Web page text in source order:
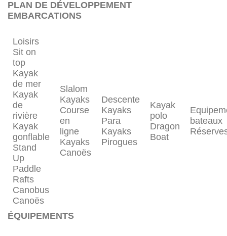
PLAN DE DÉVELOPPEMENT
EMBARCATIONS
Loisirs
Sit on
top
Kayak
de mer
Kayak
de
rivière
Kayak
gonflable
Stand
Up
Paddle
Rafts
Canobus
Canoës
Slalom
Kayaks
Course
en
ligne
Kayaks
Canoës
Descente
Kayaks
Para
Kayaks
Pirogues
Kayak
polo
Dragon
Boat
bateaux
ÉQUIPEMENTS